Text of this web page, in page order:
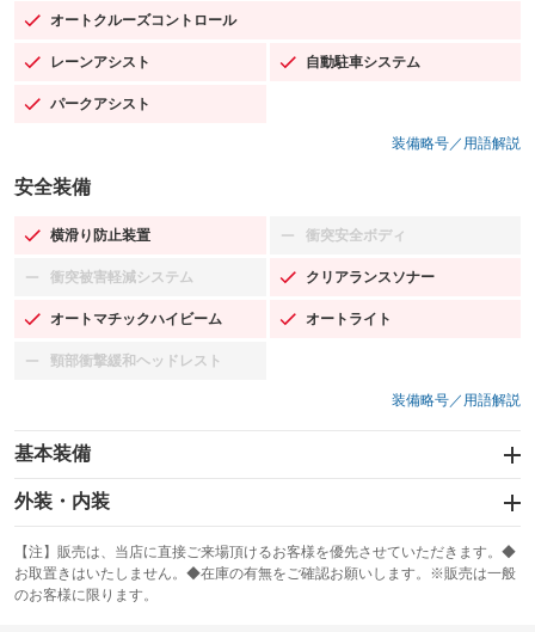
オートクルーズコントロール
：装備あり
レーンアシスト
：装備あり 自動駐車システム
：装備あり
パークアシスト
：装備あり
装備略号／用語解説
安全装備
横滑り防止装置
：装備あり 衝突安全ボディ
：装備なし
衝突被害軽減システム
：装備なし クリアランスソナー
：装備あり
オートマチックハイビーム
：装備あり オートライト
：装備あり
頸部衝撃緩和ヘッドレスト
：装備なし
装備略号／用語解説
基本装備
エアバッグ：運転席/助手席/サイド
：装備あり
：装備なし
サンルーフ
：装備あり ABS
外装・内装
カーナビ：HDDナビ
：装備あり
TV：フルセグ
：装備あり
【注】販売は、当店に直接ご来場頂けるお客様を優先させていただきます。◆
お取置きはいたしません。◆在庫の有無をご確認お願いします。※販売は一般
のお客様に限ります。